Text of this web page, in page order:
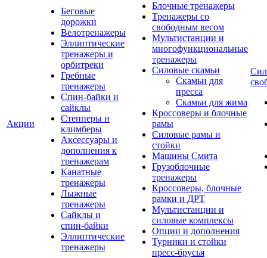
Акции
Беговые
дорожки
Велотренажеры
Эллиптические
тренажеры и
орбитреки
Гребные
тренажеры
Спин-байки и
сайклы
Степперы и
климберы
Аксессуары и
дополнения к
тренажерам
Канатные
тренажеры
Лыжные
тренажеры
Сайклы и
спин-байки
Эллиптические
тренажеры
Блочные тренажеры
Тренажеры со
свободным весом
Мультистанции и
многофункциональные
тренажеры
Силовые скамьи
Скамьи для
пресса
Скамьи для жима
Кроссоверы и блочные
рамы
Силовые рамы и
стойки
Машины Смита
Грузоблочные
тренажеры
Кроссоверы, блочные
рамки и ДРТ
Мультистанции и
силовые комплексы
Опции и дополнения
Турники и стойки
пресс-брусья